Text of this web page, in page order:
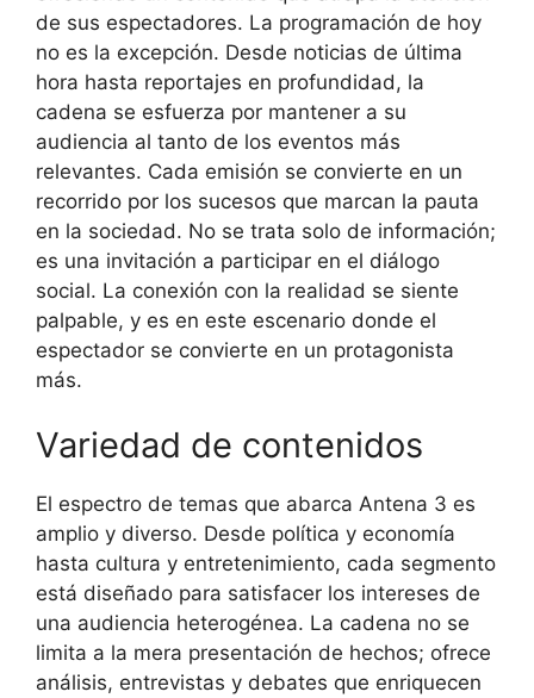
de sus espectadores. La programación de hoy
no es la excepción. Desde noticias de última
hora hasta reportajes en profundidad, la
cadena se esfuerza por mantener a su
audiencia al tanto de los eventos más
relevantes. Cada emisión se convierte en un
recorrido por los sucesos que marcan la pauta
en la sociedad. No se trata solo de información;
es una invitación a participar en el diálogo
social. La conexión con la realidad se siente
palpable, y es en este escenario donde el
espectador se convierte en un protagonista
más.
Variedad de contenidos
El espectro de temas que abarca Antena 3 es
amplio y diverso. Desde política y economía
hasta cultura y entretenimiento, cada segmento
está diseñado para satisfacer los intereses de
una audiencia heterogénea. La cadena no se
limita a la mera presentación de hechos; ofrece
análisis, entrevistas y debates que enriquecen